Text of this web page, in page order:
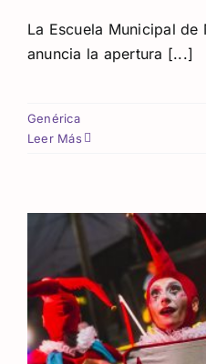
La Escuela Municipal de
anuncia la apertura [...]
Genérica
Leer Más